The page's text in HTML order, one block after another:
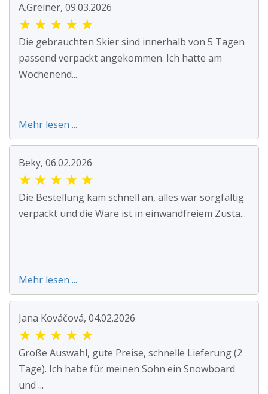
A.Greiner, 09.03.2026
★ ★ ★ ★ ★
Die gebrauchten Skier sind innerhalb von 5 Tagen
passend verpackt angekommen. Ich hatte am
Wochenend...
Mehr lesen ...
Beky, 06.02.2026
★ ★ ★ ★ ★
Die Bestellung kam schnell an, alles war sorgfältig
verpackt und die Ware ist in einwandfreiem Zusta...
Mehr lesen ...
Jana Kováčová, 04.02.2026
★ ★ ★ ★ ★
Große Auswahl, gute Preise, schnelle Lieferung (2
Tage). Ich habe für meinen Sohn ein Snowboard
und ...